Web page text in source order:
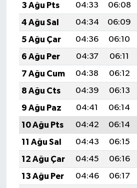
3 Ağu Pts
04:33 06:08
4 Ağu Sal
04:34 06:09
5 Ağu Çar
04:36 06:10
6 Ağu Per
04:37 06:11
7 Ağu Cum
04:38 06:12
8 Ağu Cts
04:39 06:13
9 Ağu Paz
04:41 06:14
10 Ağu Pts
04:42 06:14
11 Ağu Sal
04:43 06:15
12 Ağu Çar
04:45 06:16
13 Ağu Per
04:46 06:17